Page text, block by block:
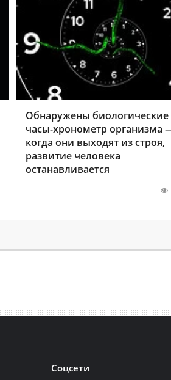
Обнаружены биологические
часы-хронометр организма
когда они выходят из строя,
развитие человека
останавливается
Соцсети